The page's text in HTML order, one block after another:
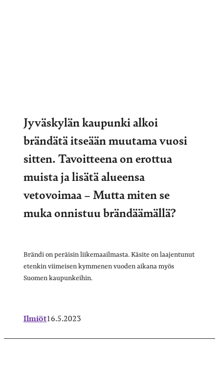
Jyväskylän kaupunki alkoi
brändätä itseään muutama vuosi
sitten. Tavoitteena on erottua
muista ja lisätä alueensa
vetovoimaa – Mutta miten se
muka onnistuu brändäämällä?
Brändi on peräisin liikemaailmasta. Käsite on laajentunut
etenkin viimeisen kymmenen vuoden aikana myös
Suomen kaupunkeihin.
Ilmiöt16.5.2023